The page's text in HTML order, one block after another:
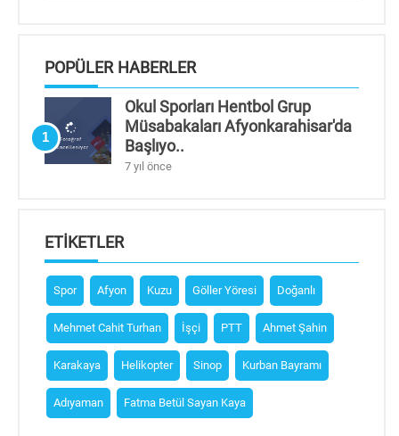
POPÜLER HABERLER
1
Okul Sporları Hentbol Grup
Müsabakaları Afyonkarahisar'da
Başlıyo..
7 yıl önce
ETIKETLER
Spor Afyon Kuzu Göller Yöresi Doğanlı
Mehmet Cahit Turhan İşçi PTT Ahmet Şahin
Karakaya Helikopter Sinop Kurban Bayramı
Adıyaman Fatma Betül Sayan Kaya